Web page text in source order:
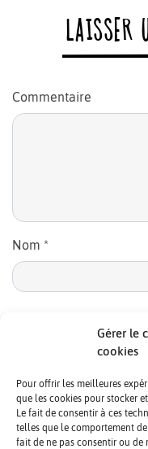
Gérer le
cookies
Pour offrir les meilleures
que les cookies pour stocker
Le fait de consentir à ces
telles que le comportement
fait de ne pas consentir ou de
LAISSER
Commentaire
Nom *